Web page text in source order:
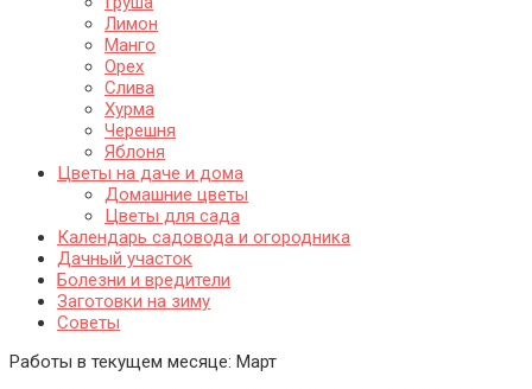
Лимон
Манго
Орех
Слива
Хурма
Черешня
Яблоня
Цветы на даче и дома
Домашние цветы
Цветы для сада
Календарь садовода и огородника
Дачный участок
Болезни и вредители
Заготовки на зиму
Советы
Работы в текущем месяце: Март